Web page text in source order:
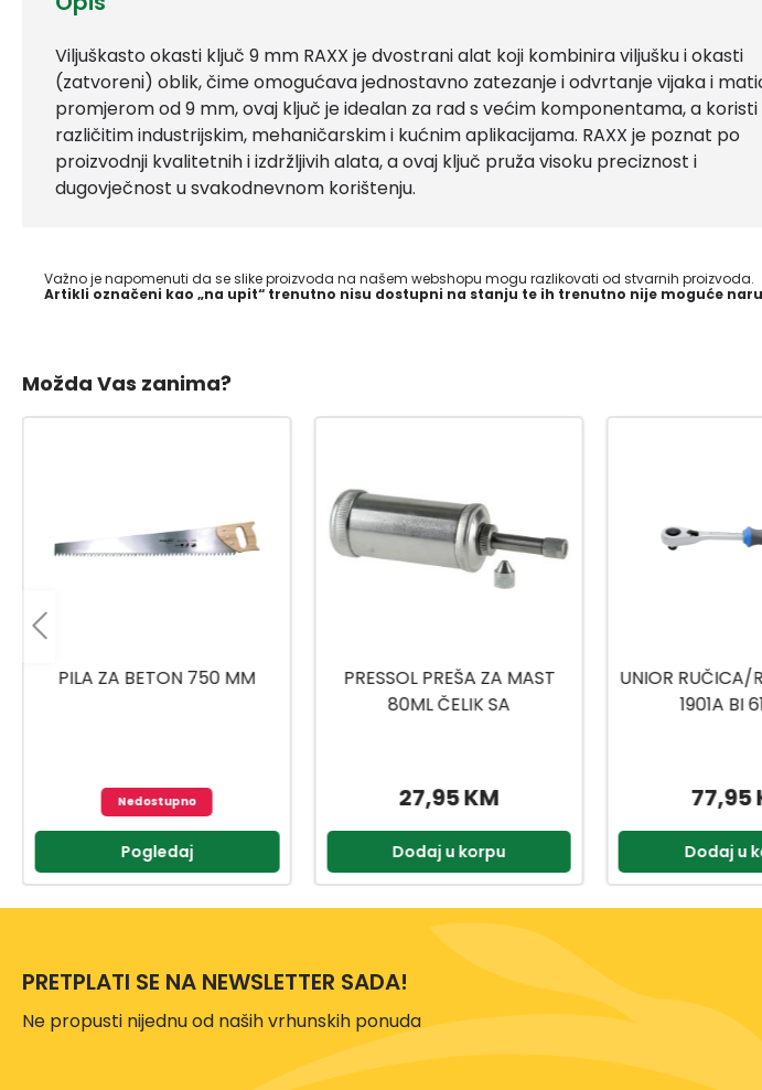
Viljuškasto okasti ključ 9 mm RAXX je dvostrani alat koji kombinira viljušku i okasti
(zatvoreni) oblik, čime omogućava jednostavno zatezanje i odvrtanje vijaka i
promjerom od 9 mm, ovaj ključ je idealan za rad s većim komponentama, a koristi
različitim industrijskim, mehaničarskim i kućnim aplikacijama. RAXX je poznat po
proizvodnji kvalitetnih i izdržljivih alata, a ovaj ključ pruža visoku preciznost i
dugovječnost u svakodnevnom korištenju.
Važno je napomenuti da se slike proizvoda na našem webshopu mogu razlikovati od stvarnih proizvoda.
Artikli označeni kao „na upit“ trenutno nisu dostupni na stanju te ih trenutno nije moguće
Možda Vas zanima?
PRESSOL PREŠA ZA MAST
27,95 KM
Dodaj u korpu
UNIOR RUČICA/RAČNA 1/2 BI
1901A BI 611782
77,95 KM
Dodaj u korpu
BIT TORZIJA
2/1
8,50
Dodaj u
PRETPLATI SE NA NEWSLETTER SADA!
Ne propusti nijednu od naših vrhunskih ponuda